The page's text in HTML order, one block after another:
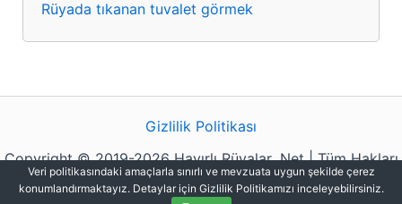
Rüyada tıkanan tuvalet görmek
Gizlilik Politikası
Copyright © 2019-2026 Hayırlı Rüyalar .Net | Tüm Hakları
Saklıdır.
Veri politikasındaki amaçlarla sınırlı ve mevzuata uygun şekilde çerez
konumlandırmaktayız. Detaylar için Gizlilik Politikamızı inceleyebilirsiniz.